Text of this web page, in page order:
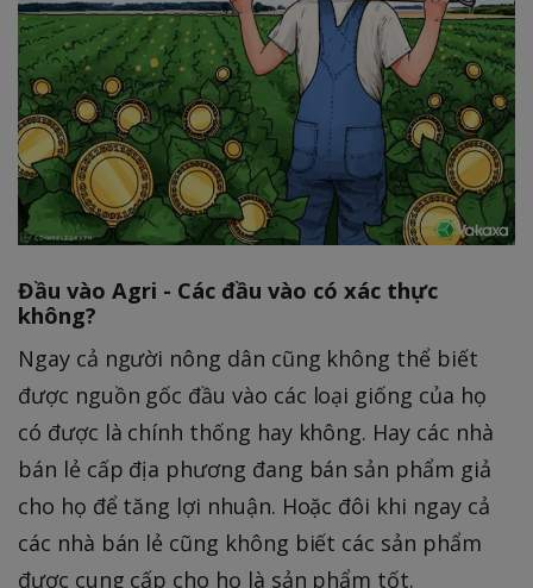
Đầu vào Agri - Các đầu vào có xác thực
không?
Ngay cả người nông dân cũng không thể biết
được nguồn gốc đầu vào các loại giống của họ
có được là chính thống hay không. Hay các nhà
bán lẻ cấp địa phương đang bán sản phẩm giả
cho họ để tăng lợi nhuận. Hoặc đôi khi ngay cả
các nhà bán lẻ cũng không biết các sản phẩm
được cung cấp cho họ là sản phẩm tốt.